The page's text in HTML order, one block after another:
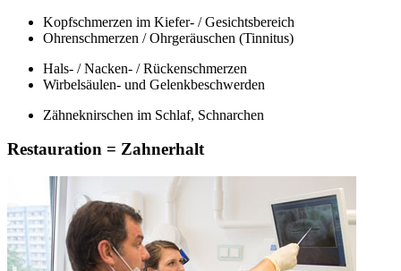
Kopfschmerzen im Kiefer- / Gesichtsbereich
Ohrenschmerzen / Ohrgeräuschen (Tinnitus)
Hals- / Nacken- / Rückenschmerzen
Wirbelsäulen- und Gelenkbeschwerden
Zähneknirschen im Schlaf, Schnarchen
Restauration = Zahnerhalt